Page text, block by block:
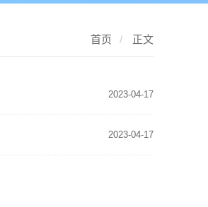
首页 / 正文
2023-04-17
2023-04-17